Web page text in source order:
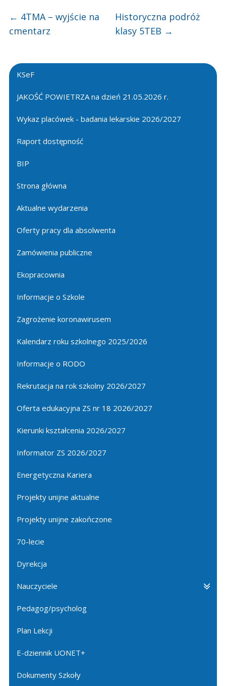
KSeF
JAKOŚĆ POWIETRZA na dzień 21.05.2026 r.
Wykaz placówek - badania lekarskie 2026/2027
Raport dostępność
BIP
Strona główna
Aktualne wydarzenia
Oferty pracy dla absolwenta
Zamówienia publiczne
Ekopracownia
Informacje o Szkole
Zagrożenie koronawirusem
Kalendarz roku szkolnego 2025/2026
Informacje o RODO
Rekrutacja na rok szkolny 2026/2027
Oferta edukacyjna ZS nr 18 2026/2027
Kierunki kształcenia 2026/2027
Informator ZS 2026/2027
Energetyczna Kariera
Projekty unijne aktualne
Projekty unijne zakończone
70-lecie
Dyrekcja
Nauczyciele
Pedagog/psycholog
Plan Lekcji
E-dziennik UONET+
Dokumenty Szkoły
← 4TMA – wyjście na
cmentarz
Historyczna podróż
klasy 5TEB →